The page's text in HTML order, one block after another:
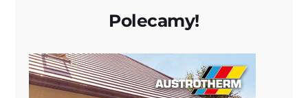
Polecamy!